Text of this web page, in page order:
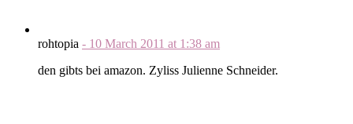
rohtopia - 10 March 2011 at 1:38 am
den gibts bei amazon. Zyliss Julienne Schneider.